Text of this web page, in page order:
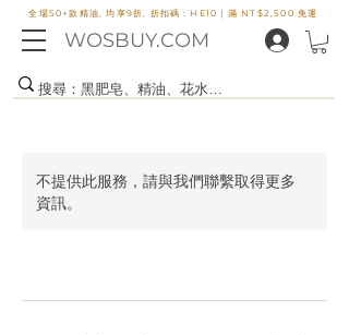
WOSBUY.COM
全場50+款精油, 均享9折, 折扣碼：HE10 | 滿 NT$2,500 免運
不提供此服務，請與我們聯繫取得更多
資訊。